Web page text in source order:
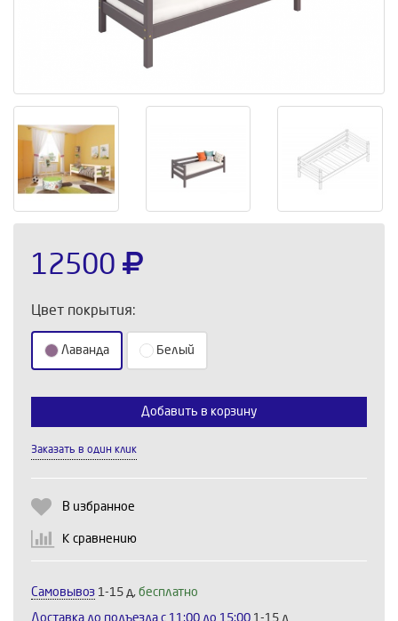
12500
Цвет покрытия:
Лаванда Белый
Выберите количество:
Продолжить
Добавить в корзину
Заказать в один клик
В избранное
К сравнению
Самовывоз 1-15 д, бесплатно
Доставка до подъезда c 11:00 до 15:00 1-15 д